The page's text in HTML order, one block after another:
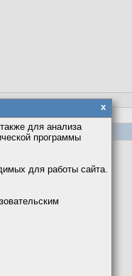
x
для анализа
программы
для работы сайта.